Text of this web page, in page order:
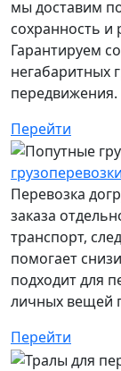
мы доставим
сохранность
Гарантируем
негабаритных
передвижения.
Перейти
Перевозка
заказа
транспорт,
помогает
подходит для
личных вещей
Перейти